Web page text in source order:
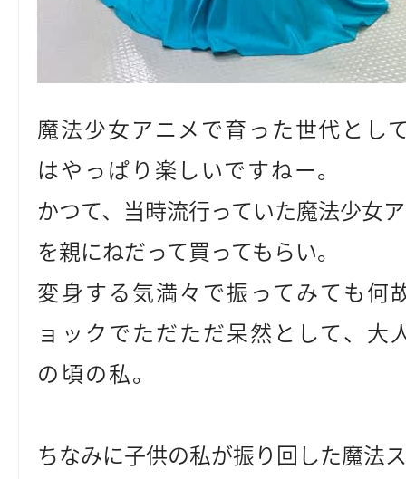
魔法少女アニメで育った世代とし
はやっぱり楽しいですねー。
かつて、当時流行っていた魔法少女
を親にねだって買ってもらい。
変身する気満々で振ってみても何
ョックでただただ呆然として、大
の頃の私。
ちなみに子供の私が振り回した魔法